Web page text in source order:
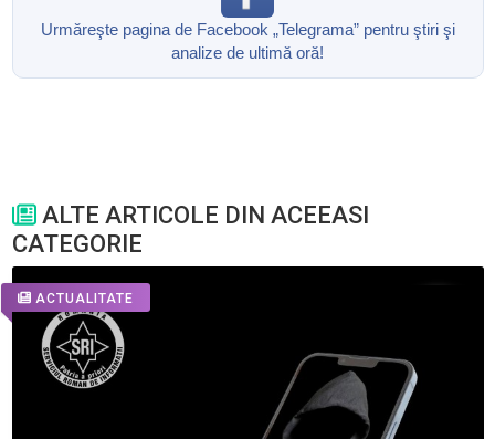
Urmăreşte pagina de Facebook „Telegrama” pentru ştiri şi
analize de ultimă oră!
ALTE ARTICOLE DIN ACEEASI
CATEGORIE
ACTUALITATE